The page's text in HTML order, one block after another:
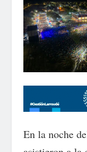
En la noche